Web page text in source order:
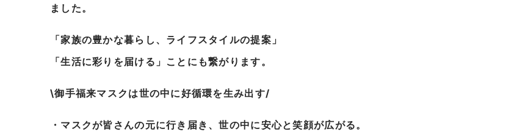
ました。
「家族の豊かな暮らし、ライフスタイルの提案」
「生活に彩りを届ける」ことにも繋がります。
\御手福来マスクは世の中に好循環を生み出す/
・マスクが皆さんの元に行き届き、世の中に安心と笑顔が広がる。